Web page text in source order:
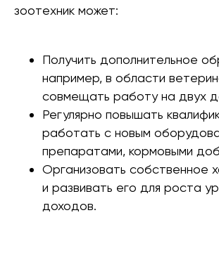
зоотехник может:
Получить дополнительное
например, в области
совмещать работу на двух
Регулярно повышать
работать с новым
препаратами, кормовыми
Организовать собственное
и развивать его для роста
доходов.